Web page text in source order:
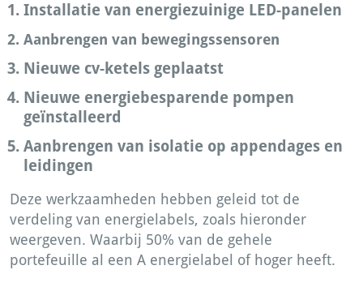
Installatie van energiezuinige LED-panelen
Aanbrengen van bewegingssensoren
Nieuwe cv-ketels geplaatst
Nieuwe energiebesparende pompen
geïnstalleerd
Aanbrengen van isolatie op appendages en
leidingen
Deze werkzaamheden hebben geleid tot de
verdeling van energielabels, zoals hieronder
weergeven. Waarbij 50% van de gehele
portefeuille al een A energielabel of hoger heeft.